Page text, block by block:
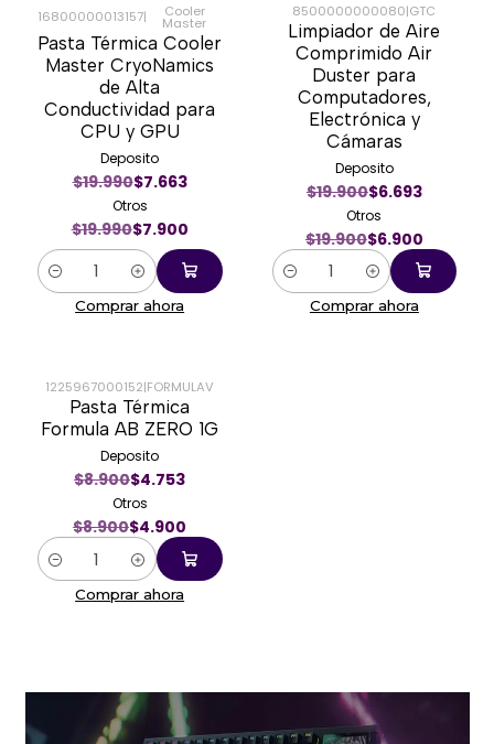
-60%
16800000013157| Cooler
Master
Pasta Térmica Cooler
Master CryoNamics
de Alta
Conductividad para
CPU y GPU
Deposito
$19.990$7.663
Otros
$19.990$7.900
Cantidad
Comprar ahora
-65%
8500000000080|GTC
Limpiador de Aire
Comprimido Air
Duster para
Computadores,
Electrónica y
Cámaras
Deposito
$19.900$6.693
Otros
$19.900$6.900
Cantidad
Comprar ahora
-45%
1225967000152|FORMULAV
Pasta Térmica
Formula AB ZERO 1G
Deposito
$8.900$4.753
Otros
$8.900$4.900
Cantidad
Comprar ahora